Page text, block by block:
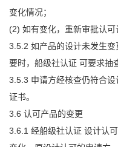
变化情况；
(2) 如有变化，重新审批认可
3.5.2 如产品的设计未发生
要时，船级社认证 可要求抽
3.5.3 申请方经核查仍符合
证书。
3.6 认可产品的变更
3.6.1 经船级社认证 设计认